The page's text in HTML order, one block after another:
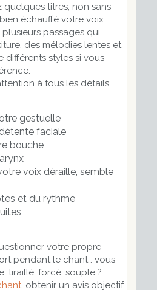
quelques titres, non sans
échauffé votre voix.
passages qui
des mélodies lentes et
différents styles si vous
à tous les détails,
gestuelle
faciale
bouche
voix déraille, semble
et du rythme
votre propre
pendant le chant : vous
tiraillé, forcé, souple ?
, obtenir un avis objectif